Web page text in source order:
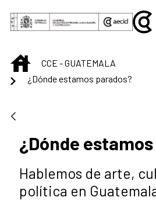
Saltar al contenido principal
INICIOCCE - GUATEMALA
¿Dónde estamos parados?
¿Dónde
Hablemos de arte,
política en